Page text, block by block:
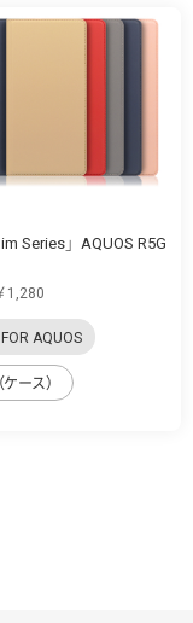
Series」AQUOS R5G
1,280
AQUOS
ース）